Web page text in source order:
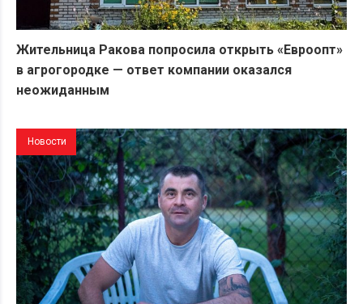
Жительница Ракова попросила открыть «Евроопт»
в агрогородке — ответ компании оказался
неожиданным
Новости